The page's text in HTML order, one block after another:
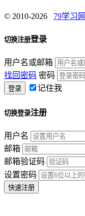
© 2010-2026 79学习网
切换注册登录
用户名或邮箱
找回密码 密码
记住我
切换登录注册
用户名
邮箱
邮箱验证码
设置密码